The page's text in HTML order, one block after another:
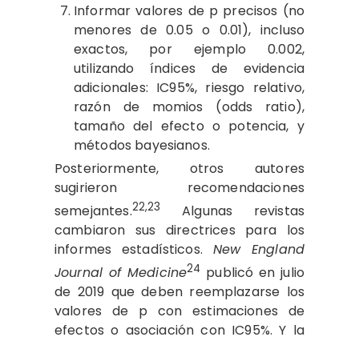
Informar valores de p precisos (no
menores de 0.05 o 0.01), incluso
exactos, por ejemplo 0.002,
utilizando índices de evidencia
adicionales: IC95%, riesgo relativo,
razón de momios (odds ratio),
tamaño del efecto o potencia, y
métodos bayesianos.
Posteriormente, otros autores
sugirieron recomendaciones
semejantes.22,23 Algunas revistas
cambiaron sus directrices para los
informes estadísticos. New England
Journal of Medicine24 publicó en julio
de 2019 que deben reemplazarse los
valores de p con estimaciones de
efectos o asociación con IC95%. Y la